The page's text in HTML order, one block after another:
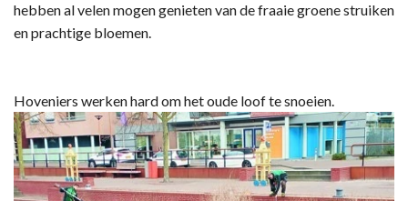
hebben al velen mogen genieten van de fraaie groene struiken
en prachtige bloemen.
Hoveniers werken hard om het oude loof te snoeien.